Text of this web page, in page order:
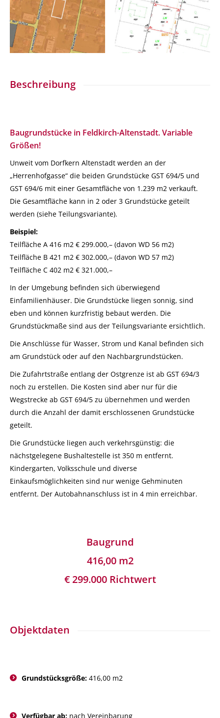
Beschreibung
Baugrundstücke in Feldkirch-Altenstadt. Variable
Größen!
Unweit vom Dorfkern Altenstadt werden an der
„Herrenhofgasse“ die beiden Grundstücke GST 694/5 und
GST 694/6 mit einer Gesamtfläche von 1.239 m2 verkauft.
Die Gesamtfläche kann in 2 oder 3 Grundstücke geteilt
werden (siehe Teilungsvariante).
Beispiel:
Teilfläche A 416 m2 € 299.000,– (davon WD 56 m2)
Teilfläche B 421 m2 € 302.000,– (davon WD 57 m2)
Teilfläche C 402 m2 € 321.000,–
In der Umgebung befinden sich überwiegend
Einfamilienhäuser. Die Grundstücke liegen sonnig, sind
eben und können kurzfristig bebaut werden. Die
Grundstückmaße sind aus der Teilungsvariante ersichtlich.
Die Anschlüsse für Wasser, Strom und Kanal befinden sich
am Grundstück oder auf den Nachbargrundstücken.
Die Zufahrtstraße entlang der Ostgrenze ist ab GST 694/3
noch zu erstellen. Die Kosten sind aber nur für die
Wegstrecke ab GST 694/5 zu übernehmen und werden
durch die Anzahl der damit erschlossenen Grundstücke
geteilt.
Die Grundstücke liegen auch verkehrsgünstig: die
nächstgelegene Bushaltestelle ist 350 m entfernt.
Kindergarten, Volksschule und diverse
Einkaufsmöglichkeiten sind nur wenige Gehminuten
entfernt. Der Autobahnanschluss ist in 4 min erreichbar.
Baugrund
416,00 m2
€ 299.000 Richtwert
Objektdaten
Grundstücksgröße: 416,00 m2
Verfügbar ab: nach Vereinbarung